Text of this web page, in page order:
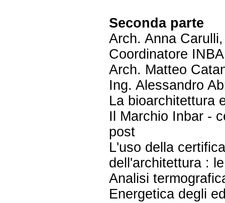
Seconda parte
Arch. Anna
Coordinatore
Arch. Matteo
Ing. Alessandro
La bioarchitettura
Il Marchio Inbar -
post
L'uso della
dell'architettura :
Analisi
Energetica degli